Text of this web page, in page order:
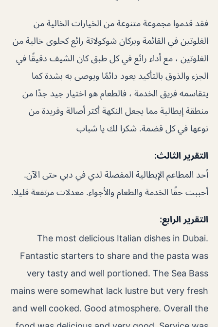
فقد قدموا مجموعة متنوعة من الخيارات الخالية من
الغلوتين في القائمة وبركان شوكولاتة رائع كحلوى خالية من
الغلوتين ، مع أداء رائع في كل طبق كان الشيف دقيقًا في
الجزء والذوق بالتأكيد يعود دائمًا ويوصى به بشدة كما
يتقاسمه فريق الخدمة ، فالطعام هو اختيار جيد جدًا من
منطقة إيطالية مما يجعل النكهة أكثر أصالة وفريدة من
نوعها في كل قضمة. شكرا لك يا شباب
التقرير الثالث:
أحد المطاعم الإيطالية المفضلة لدي في دبي حتى الآن.
أحببت حقًا الخدمة والطعام والأجواء. معدلات مرتفعة قليلا.
التقرير الرابع:
The most delicious Italian dishes in Dubai.
Fantastic starters to share and the pasta was
very tasty and well portioned. The Sea Bass
mains were somewhat lack lustre but very fresh
and well cooked. Good atmosphere. Overall the